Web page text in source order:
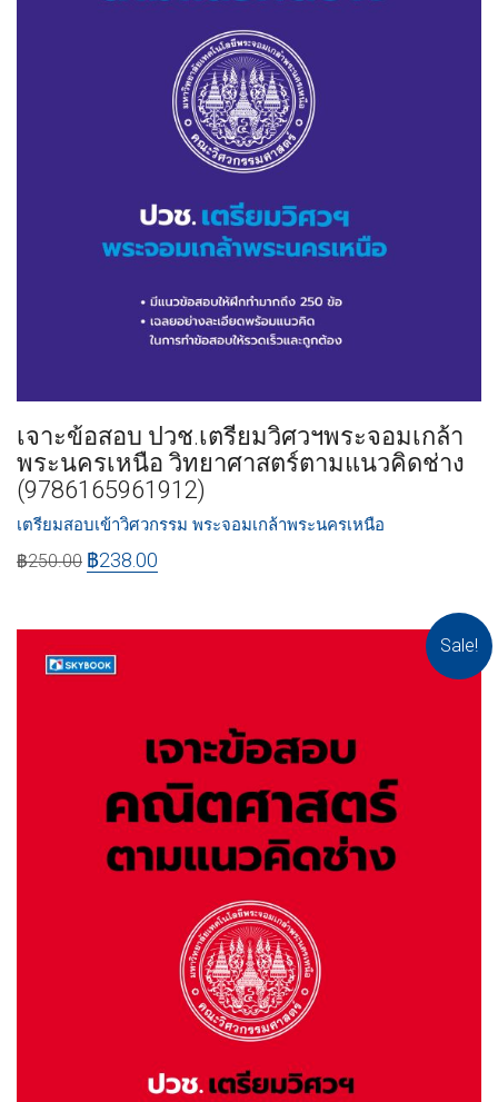
เจาะข้อสอบ ปวช.เตรียมวิศวฯพระจอมเกล้า
พระนครเหนือ วิทยาศาสตร์ตามแนวคิดช่าง
(9786165961912)
เตรียมสอบเข้าวิศวกรรม พระจอมเกล้าพระนครเหนือ
฿250.00 ฿238.00
Sale!